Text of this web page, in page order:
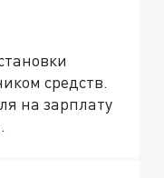
средств.
на зарплату